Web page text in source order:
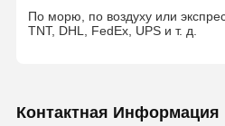
По морю, по воздуху или
TNT, DHL, FedEx, UPS и т. д.
Контактная Информация